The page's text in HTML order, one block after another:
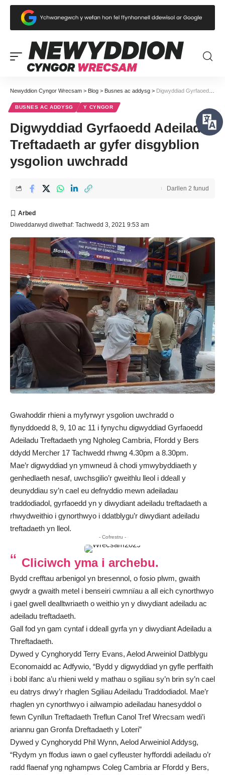
Newyddion Cyngor Wrecsam > Blog > Busnes ac addysg > Digwyddiad Gyrfaoedd Adeiladu Treftadaeth ar gyfer disgyblion ysgolion uwchradd
BUSNES AC ADDYSG Y CYNGOR
Digwyddiad Gyrfaoedd Adeiladu
Treftadaeth ar gyfer disgyblion
ysgolion uwchradd
Diweddarwyd diwethaf: Tachwedd 3, 2021 9:53 am
Darllen 2 funud
Gwahoddir rhieni a myfyrwyr ysgolion uwchradd o
flynyddoedd 8, 9, 10 ac 11 i fynychu digwyddiad Gyrfaoedd
Adeiladu Treftadaeth yng Ngholeg Cambria, Ffordd y Bers
ddydd Mercher 17 Tachwedd rhwng 4.30pm a 8.30pm.
Mae’r digwyddiad yn ymwneud â chodi ymwybyddiaeth y
genhedlaeth nesaf, uwchsgilio’r gweithlu lleol i ddeall y
deunyddiau sy’n cael eu defnyddio mewn adeiladau
traddodiadol, gyrfaoedd yn y diwydiant adeiladu treftadaeth a
rhwydweithio i gynorthwyo i ddatblygu’r diwydiant adeiladu
treftadaeth yn lleol.
- Cofrestru -
Cliciwch yma i archebu.
Bydd crefftau arbenigol yn bresennol, o fosio plwm, gwaith
gwydr a gwaith metel i benseiri cwmnïau a all eich cynorthwyo
i gael gwell dealltwriaeth o weithio yn y diwydiant adeiladu ac
adeiladu treftadaeth.
Gall fod yn gam cyntaf i ddeall gyrfa yn y diwydiant Adeiladu a
Threftadaeth.
Dywed y Cynghorydd Terry Evans, Aelod Arweiniol Datblygu
Economaidd ac Adfywio, “Bydd y digwyddiad yn gyfle perffaith
i bobl ifanc a’u rhieni weld y mathau o sgiliau sy’n brin sy’n cael
eu datrys drwy’r rhaglen Sgiliau Adeiladu Traddodiadol. Mae’r
rhaglen yn cynorthwyo i ailwampio adeiladau hanesyddol o
fewn Cynllun Treftadaeth Treflun Canol Tref Wrecsam wedi’i
ariannu gan Gronfa Dreftadaeth y Loteri”
Dywed y Cynghorydd Phil Wynn, Aelod Arweiniol Addysg,
“Rydym yn ffodus iawn o gael cyfleuster hyfforddi adeiladu o’r
radd flaenaf yng nghampws Coleg Cambria ar Ffordd y Bers,